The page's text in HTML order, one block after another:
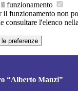
funzionamento
il funzionamento non
consultare l'elenco
preferenze
“Alberto Manzi”